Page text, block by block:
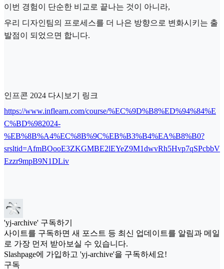
이번 경험이 단순한 비교로 끝나는 것이 아니라,
우리 디자인팀의 프로세스를 더 나은 방향으로 변화시키는 출
발점이 되었으면 합니다.
인프콘 2024 다시보기 링크
https://www.inflearn.com/course/%EC%9D%B8%ED%94%84%E
C%BD%982024-
%EB%8B%A4%EC%8B%9C%EB%B3%B4%EA%B8%B0?
srsltid=AfmBOooE3ZKGMBE2lEYeZ9M1dwvRh5Hvp7qSPcbbV
Ezzr9mpB9N1DLiv
'yj-archive' 구독하기
사이트를 구독하면 새 포스트 등 최신 업데이트를 알림과 메일
로 가장 먼저 받아보실 수 있습니다.
Slashpage에 가입하고 'yj-archive'을 구독하세요!
구독